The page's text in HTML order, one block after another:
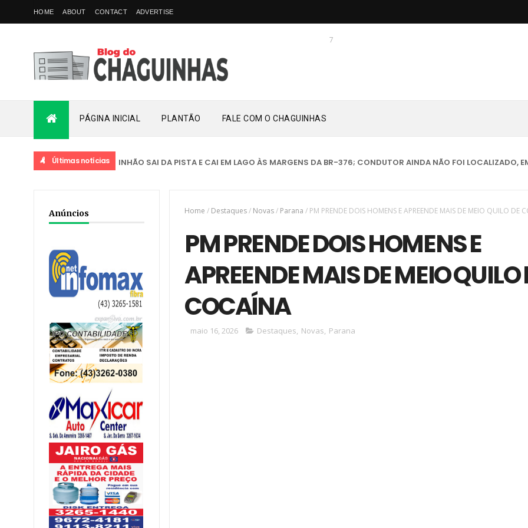
HOME ABOUT CONTACT ADVERTISE
7
PÁGINA INICIAL PLANTÃO FALE COM O CHAGUINHAS
Últimas notícias
ACIDENTE CAMINHÃO SAI DA PISTA E CAI EM LAGO ÀS MARGENS DA BR-376; CONDUTOR AINDA NÃO FOI LOCALIZADO, EM
Anúncios Home / Destaques/ Novas/ Parana / PM PRENDE DOIS HOMENS E APREENDE MAIS DE MEIO QUILO DE
PM PRENDE DOIS HOMENS E
APREENDE MAIS DE MEIO QUILO
COCAÍNA
maio 16, 2026 Destaques, Novas, Parana